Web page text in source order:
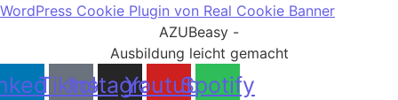
WordPress Cookie Plugin von Real Cookie Banner
AZUBeasy -
Ausbildung leicht gemacht
Tiktok
Instagram
YoutubeSpotify